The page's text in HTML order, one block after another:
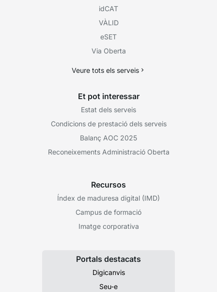
idCAT
VÀLID
eSET
Via Oberta
Veure tots els serveis
Et pot interessar
Estat dels serveis
Condicions de prestació dels serveis
Balanç AOC 2025
Reconeixements Administració Oberta
Recursos
Índex de maduresa digital (IMD)
Campus de formació
Imatge corporativa
Portals destacats
Digicanvis
Seu-e